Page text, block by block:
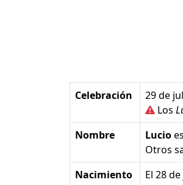
Celebración 29 de
Los
Nombre
Lucio
Otros
Nacimiento
el 28